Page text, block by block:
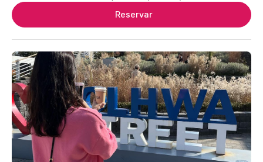
Reservar